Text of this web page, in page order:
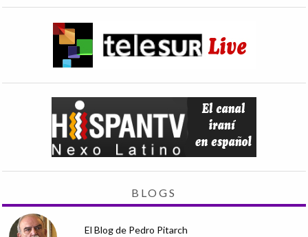
BLOGS
El Blog de Pedro Pitarch